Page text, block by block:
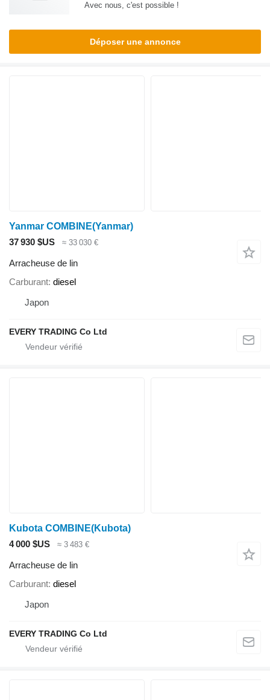
Avec nous, c'est possible !
Déposer une annonce
Yanmar COMBINE(Yanmar)
37 930 $US
≈ 33 030 €
Arracheuse de lin
Carburant diesel
Japon
EVERY TRADING Co Ltd
Kubota COMBINE(Kubota)
4 000 $US
≈ 3 483 €
Arracheuse de lin
Carburant diesel
Japon
EVERY TRADING Co Ltd